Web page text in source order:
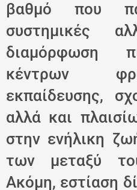
βαθμό που
συστημικές
διαμόρφωση
κέντρων
εκπαίδευσης,
αλλά και
στην ενήλικη
των μεταξύ
Ακόμη, εστίαση